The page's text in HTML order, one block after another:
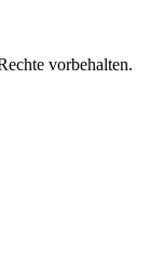
vorbehalten.